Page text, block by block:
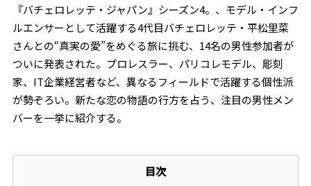
『バチェロレッテ・ジャパン』シーズン4。、モデル・インフ
ルエンサーとして活躍する4代目バチェロレッテ・平松里菜
さんとの“真実の愛”をめぐる旅に挑む、14名の男性参加者が
ついに発表された。プロレスラー、パリコレモデル、彫刻
家、IT企業経営者など、異なるフィールドで活躍する個性派
が勢ぞろい。新たな恋の物語の行方を占う、注目の男性メン
バーを一挙に紹介する。
目次